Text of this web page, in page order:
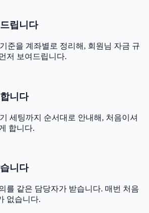
립니다
준을 계좌별로 정리해, 회원님 자금 규
저 보여드립니다.
니다
세팅까지 순서대로 안내해, 처음이셔
합니다.
니다
를 같은 담당자가 받습니다. 매번 처음
없습니다.